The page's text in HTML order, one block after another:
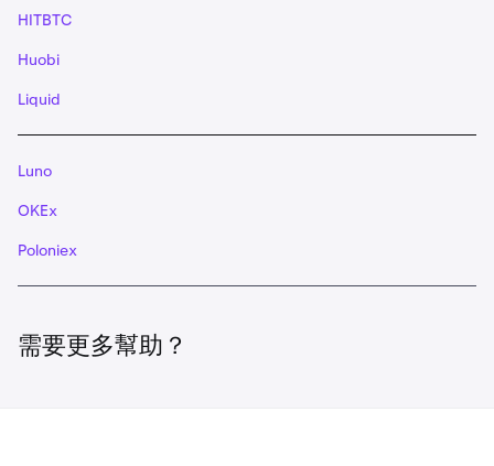
HITBTC
Huobi
Liquid
Luno
OKEx
Poloniex
需要更多幫助？